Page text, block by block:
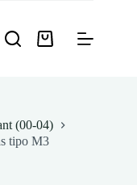
Carrinho
(00-04)
tipo M3